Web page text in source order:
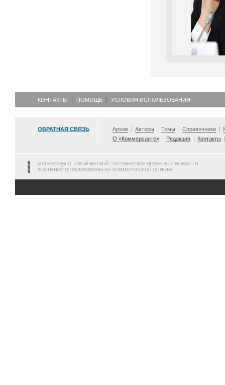
КОНТАКТЫ ПОМОЩЬ УСЛОВИЯ ИСПОЛЬЗОВАНИЯ
ОБРАТНАЯ СВЯЗЬ Архив Авторы Темы Справочники
О «Коммерсанте»
Редакция Контакты
МАТЕРИАЛЫ С ТАКОЙ МЕТКОЙ, ПАРТНЕРСКИЕ ПРОЕКТЫ И НОВОСТИ
КОМПАНИЙ ОПУБЛИКОВАНЫ НА КОММЕРЧЕСКОЙ ОСНОВЕ